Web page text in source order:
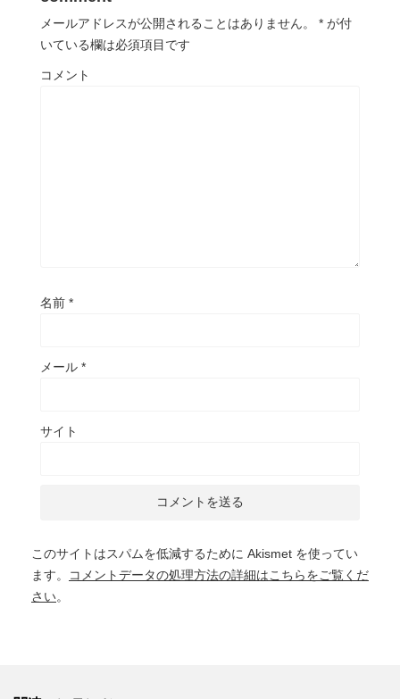
メールアドレスが公開されることはありません。 * が付
いている欄は必須項目です
コメント
名前 *
メール *
サイト
このサイトはスパムを低減するために Akismet を使ってい
ます。
コメントデータの処理方法の詳細はこちらをご覧くだ
さい。